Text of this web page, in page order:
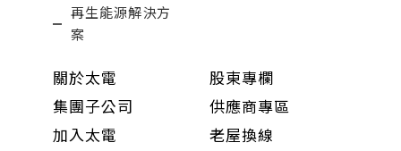
再生能源解決方
案
關於太電
集團子公司
加入太電
股東專欄
供應商專區
老屋換線